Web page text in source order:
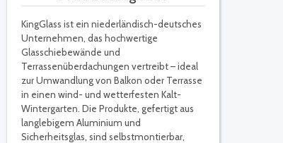
KingGlass ist ein niederländisch-deutsches
Unternehmen, das hochwertige
Glasschiebewände und
Terrassenüberdachungen vertreibt – ideal
zur Umwandlung von Balkon oder Terrasse
in einen wind- und wetterfesten Kalt-
Wintergarten. Die Produkte, gefertigt aus
langlebigem Aluminium und
Sicherheitsglas, sind selbstmontierbar,